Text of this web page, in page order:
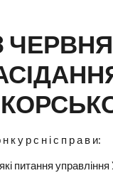
к у р с н і с п р а в и:
питання